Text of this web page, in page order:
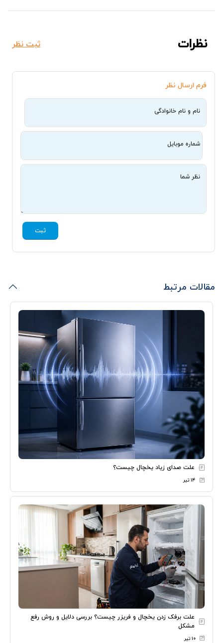
نظرات ثبت نظر
فرم ارسال نظر
نام و نام خانوادگی
شماره موبایل
نظر شما
ثبت
مقالات مرتبط
علت صدای زیاد یخچال چیست؟
۱۴ تیر
علت برفک زدن یخچال و فریزر چیست؟ بررسی دلایل و روش رفع
مشکل
۱۰ تیر